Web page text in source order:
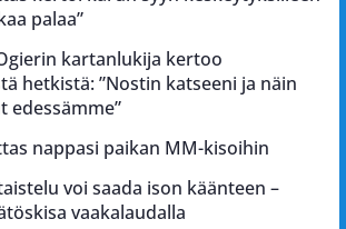
palaa”
kartanlukija kertoo
hetkistä: ”Nostin katseeni ja näin
edessämme”
nappasi paikan MM-kisoihin
voi saada ison käänteen –
vaakalaudalla